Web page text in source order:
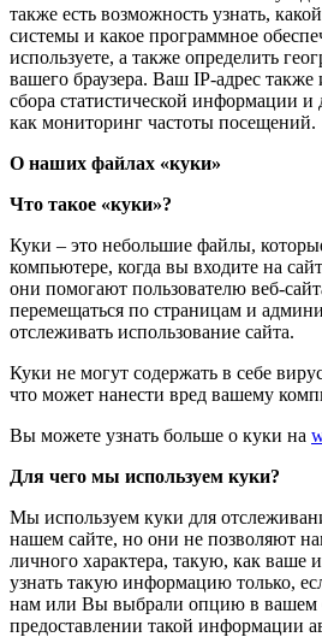
также есть возможность узнать,
системы и какое программное
используете, а также определить
вашего браузера. Ваш IP-адрес также
сбора статистической информации и
как мониторинг частоты посещений.
О наших файлах «куки»
Что такое «куки»?
Куки – это небольшие файлы,
компьютере, когда вы входите на
они помогают пользователю веб-
перемещаться по страницам и
отслеживать использование сайта.
Куки не могут содержать в себе
что может нанести вред вашему
Вы можете узнать больше о куки на
Для чего мы используем куки?
Мы используем куки для
нашем сайте, но они не позволяют
личного характера, такую, как
узнать такую информацию только,
нам или Вы выбрали опцию в вашем
предоставлении такой информации